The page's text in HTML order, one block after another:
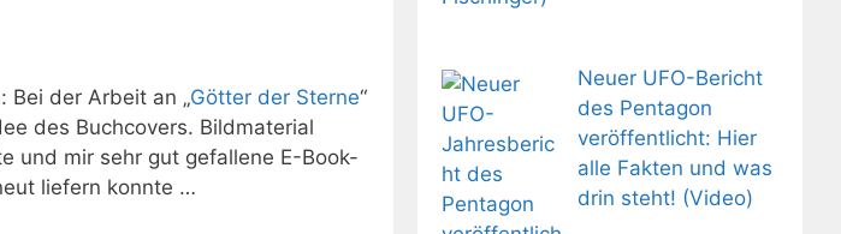
Bei der Arbeit an „Götter der Sterne“
des Buchcovers. Bildmaterial
und mir sehr gut gefallene E-Book-
liefern konnte …
Neuer UFO-Bericht
des Pentagon
veröffentlicht: Hier
alle Fakten und was
drin steht! (Video)